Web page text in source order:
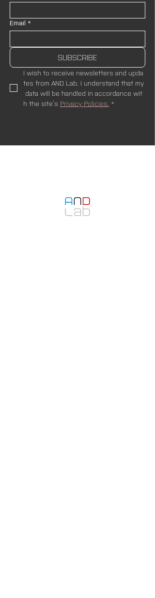
Email *
SUBSCRIBE
I wish to receive newsletters and upda
tes from AND Lab. I understand that my
data will be handled in accordance wit
h the site’s Privacy Policies. *